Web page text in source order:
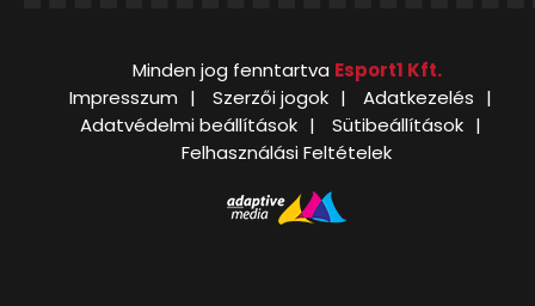
Minden jog fenntartva Esport1 Kft.
Impresszum
Szerzői jogok
Adatkezelés
Adatvédelmi beállítások
Sütibeállítások
Felhasználási Feltételek